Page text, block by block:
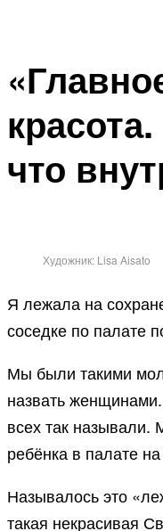
что
Художник: Lisa Aisato
Я лежала на
соседке по палате
Мы были такими
назвать
всех так
ребёнка в палате
Называлось это
такая некрасивая